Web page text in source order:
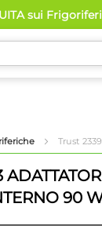
sui
Trust
90